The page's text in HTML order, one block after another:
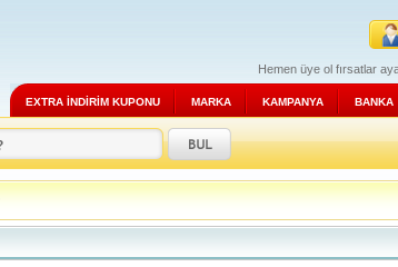
Hemen üye ol fırsatlar
EXTRA İNDİRİM KUPONU MARKA KAMPANYA BANKA